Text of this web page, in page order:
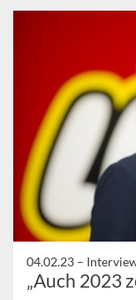
04.02.23 –
„Auch 2023